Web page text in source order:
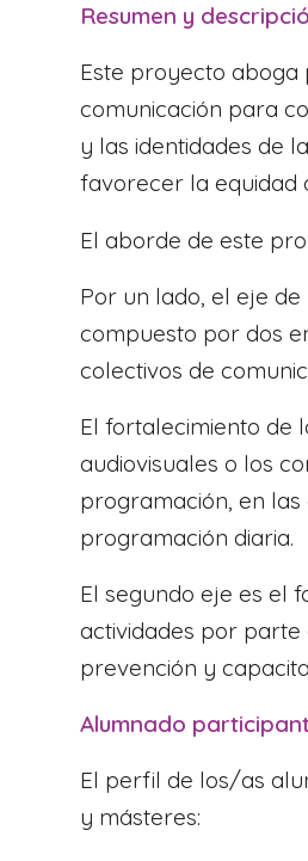
Resumen y
Este proyecto aboga
comunicación para
y las identidades de
favorecer la equidad
El aborde de este
Por un lado, el eje
compuesto por dos
colectivos de
El fortalecimiento de
audiovisuales o los
programación, en
programación diaria.
El segundo eje es el
actividades por parte
prevención y
Alumnado
El perfil de los/as
y másteres: